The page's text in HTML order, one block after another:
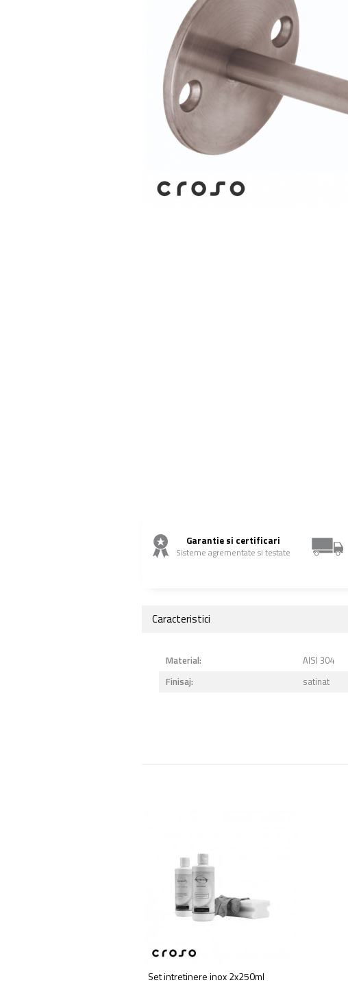
Garantie si certificari
Sisteme agrementate si testate
Caracteristici
Material:
AISI 304
Finisaj:
satinat
Set intretinere inox 2x250ml